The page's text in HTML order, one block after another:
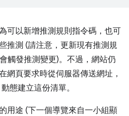
可以新增推測規則指令碼，也可
推測 (請注意，更新現有推測規
觸發推測變更)。不過，網站仍
網頁要求時從伺服器傳送網址，
態建立這份清單。
用途 (下一個導覽來自一小組顯